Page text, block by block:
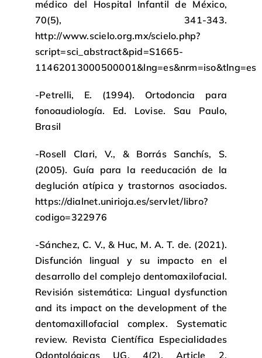
médico del Hospital Infantil de México,
70(5), 341-343.
http://www.scielo.org.mx/scielo.php?
script=sci_abstract&pid=S1665-
11462013000500001&lng=es&nrm=iso&tlng=es
-Petrelli, E. (1994). Ortodoncia para
fonoaudiología. Ed. Lovise. Sau Paulo,
Brasil
-Rosell Clari, V., & Borrás Sanchís, S.
(2005). Guía para la reeducación de la
deglución atípica y trastornos asociados.
https://dialnet.unirioja.es/servlet/libro?
codigo=322976
-Sánchez, C. V., & Huc, M. A. T. de. (2021).
Disfunción lingual y su impacto en el
desarrollo del complejo dentomaxilofacial.
Revisión sistemática: Lingual dysfunction
and its impact on the development of the
dentomaxillofacial complex. Systematic
review. Revista Científica Especialidades
Odontológicas UG, 4(2), Article 2.